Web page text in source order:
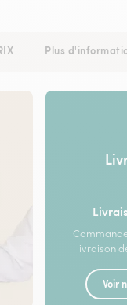
Plus
livraison
Voir